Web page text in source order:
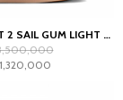
NIKE KILLSHOT 2 SAIL GUM LIGHT OREWOOD BROWN (WOMEN'S)